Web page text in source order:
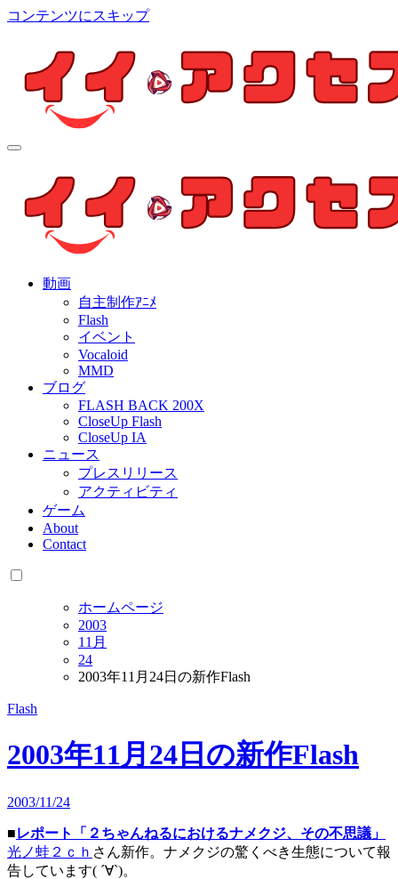
コンテンツにスキップ
個人制作アニメを中心とした動画紹介ブログ
動画
自主制作ｱﾆﾒ
Flash
イベント
Vocaloid
MMD
ブログ
FLASH BACK 200X
CloseUp Flash
CloseUp IA
ニュース
プレスリリース
アクティビティ
ゲーム
About
Contact
ホームページ
2003
11月
24
2003年11月24日の新作Flash
Flash
2003年11月24日の新作Flash
2003/11/24
■レポート「２ちゃんねるにおけるナメクジ、その不思議」
光ノ蛙２ｃｈ さん新作。ナメクジの驚くべき生態について報
告しています( ´∀`)。